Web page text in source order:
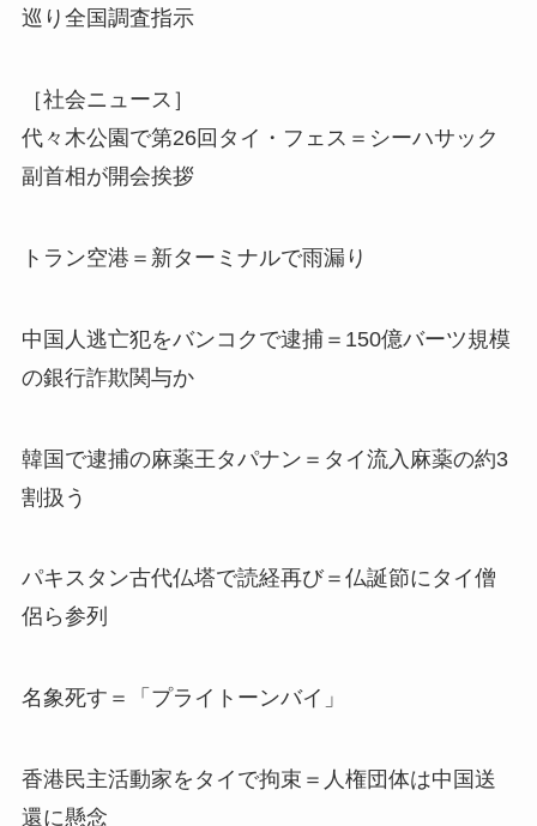
巡り全国調査指示
［社会ニュース］
代々木公園で第26回タイ・フェス＝シーハサック
副首相が開会挨拶
トラン空港＝新ターミナルで雨漏り
中国人逃亡犯をバンコクで逮捕＝150億バーツ規模
の銀行詐欺関与か
韓国で逮捕の麻薬王タパナン＝タイ流入麻薬の約3
割扱う
パキスタン古代仏塔で読経再び＝仏誕節にタイ僧
侶ら参列
名象死す＝「プライトーンバイ」
香港民主活動家をタイで拘束＝人権団体は中国送
還に懸念